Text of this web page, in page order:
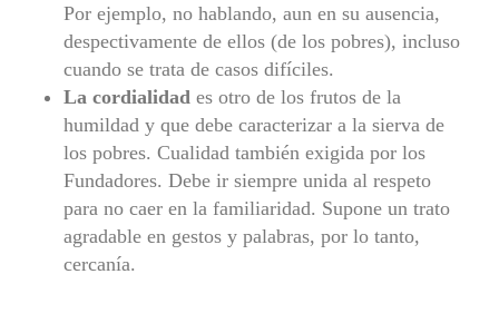
Por ejemplo, no hablando, aun en su ausencia,
despectivamente de ellos (de los pobres), incluso
cuando se trata de casos difíciles.
La cordialidad es otro de los frutos de la
humildad y que debe caracterizar a la sierva de
los pobres. Cualidad también exigida por los
Fundadores. Debe ir siempre unida al respeto
para no caer en la familiaridad. Supone un trato
agradable en gestos y palabras, por lo tanto,
cercanía.